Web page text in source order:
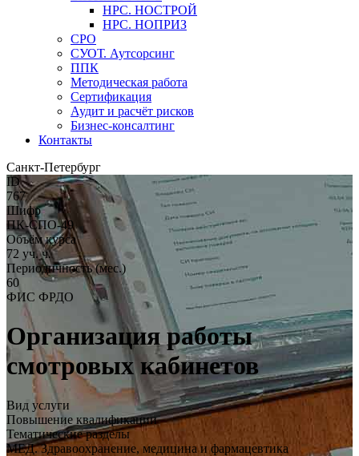
НРС. НОСТРОЙ
НРС. НОПРИЗ
СРО
СУОТ. Аутсорсинг
ППК
Методическая работа
Сертификация
Аудит и расчёт рисков
Бизнес-консалтинг
Контакты
Санкт-Петербург
ID
767
Шифр
ПК-СПО-49
Объём курса
72 уч. ч.
Периодичность (мес.)
60
ФИС ФРДО
Организация работы
смотровых кабинетов
Вид услуги
Повышение квалификации
Тематические разделы
МЕД. Здравоохранение, медицина и фармацевтика